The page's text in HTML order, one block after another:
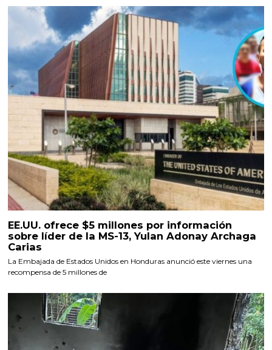
EE.UU. ofrece $5 millones por información
sobre líder de la MS-13, Yulan Adonay Archaga
Carias
La Embajada de Estados Unidos en Honduras anunció este viernes una
recompensa de 5 millones de